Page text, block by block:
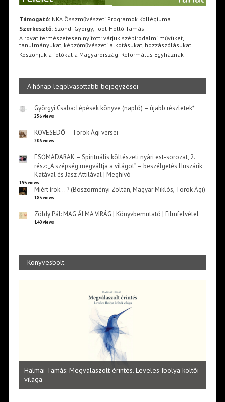
Támogató:NKA Összművészeti Programok Kollégiuma
Szerkesztő:Szondi György, Toót-Holló Tamás
A rovat természetesen nyitott: várjuk szépirodalmi művüket,
tanulmányukat, képzőművészeti alkotásukat, hozzászólásukat.
Köszönjük a fotókat a Magyarországi Református Egyháznak
A hónap legolvasottabb bejegyzései
Györgyi Csaba: Lépések könyve (napló) – újabb részletek*
256 views
KÖVESEDŐ – Török Ági versei
206 views
ESŐMADARAK – Spirituális költészeti nyári est-sorozat, 2.
rész: „A szépség megváltja a világot” – beszélgetés Huszárik
Katával és Jász Attilával | Meghívó
193 views
Miért írok… ? (Böszörményi Zoltán, Magyar Miklós, Török Ági)
183 views
Zöldy Pál: MAG ÁLMA VIRÁG | Könyvbemutató | Filmfelvétel
140 views
Könyvesbolt
Halmai Tamás: Megválaszolt érintés. Leveles Ibolya költői
világa